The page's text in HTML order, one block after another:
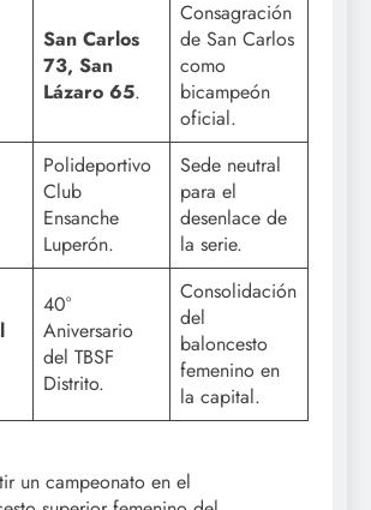
San Carlos
73, San
Lázaro 65.
Consagración
de San Carlos
como
bicampeón
oficial.
Polideportivo
Club
Ensanche
Luperón.
Sede neutral
para el
desenlace de
la serie.
40°
Aniversario
del TBSF
Distrito.
Consolidación
del
baloncesto
femenino en
la capital.
un campeonato en el